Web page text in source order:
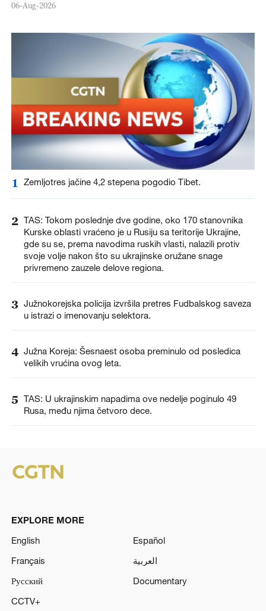
06-Aug-2026
1 Zemljotres jačine 4,2 stepena pogodio Tibet.
2 TAS: Tokom poslednje dve godine, oko 170 stanovnika
Kurske oblasti vraćeno je u Rusiju sa teritorije Ukrajine,
gde su se, prema navodima ruskih vlasti, nalazili protiv
svoje volje nakon što su ukrajinske oružane snage
privremeno zauzele delove regiona.
3 Južnokorejska policija izvršila pretres Fudbalskog saveza
u istrazi o imenovanju selektora.
4 Južna Koreja: Šesnaest osoba preminulo od posledica
velikih vrućina ovog leta.
5 TAS: U ukrajinskim napadima ove nedelje poginulo 49
Rusa, među njima četvoro dece.
EXPLORE MORE
English
Español
Français
العربية
Русский
Documentary
CCTV+